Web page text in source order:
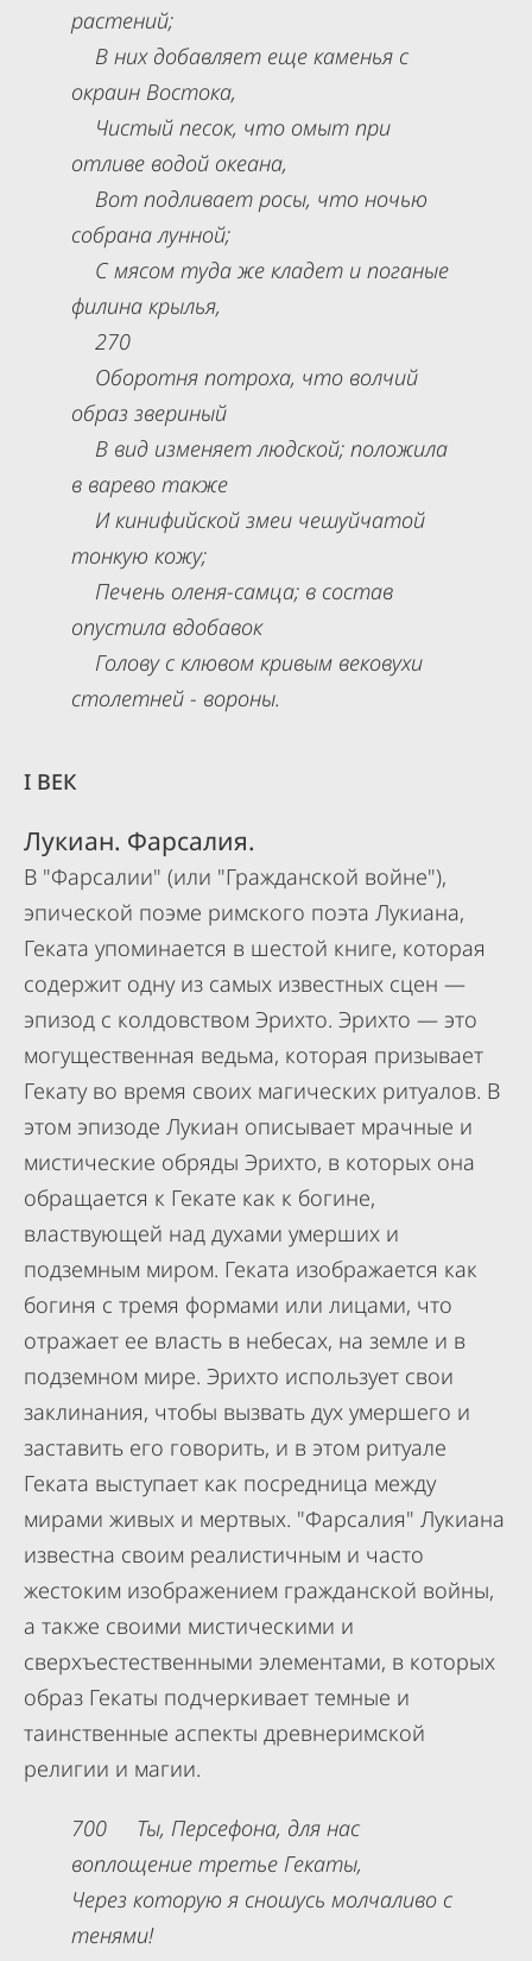
растений;
В них добавляет еще каменья с
окраин Востока,
Чистый песок, что омыт при
отливе водой океана,
Вот подливает росы, что ночью
собрана лунной;
С мясом туда же кладет и поганые
филина крылья,
270
Оборотня потроха, что волчий
образ звериный
В вид изменяет людской; положила
в варево также
И кинифийской змеи чешуйчатой
тонкую кожу;
Печень оленя-самца; в состав
опустила вдобавок
Голову с клювом кривым вековухи
столетней - вороны.
I ВЕК
Лукиан. Фарсалия.
В "Фарсалии" (или "Гражданской войне"),
эпической поэме римского поэта Лукиана,
Геката упоминается в шестой книге, которая
содержит одну из самых известных сцен —
эпизод с колдовством Эрихто. Эрихто — это
могущественная ведьма, которая призывает
Гекату во время своих магических ритуалов. В
этом эпизоде Лукиан описывает мрачные и
мистические обряды Эрихто, в которых она
обращается к Гекате как к богине,
властвующей над духами умерших и
подземным миром. Геката изображается как
богиня с тремя формами или лицами, что
отражает ее власть в небесах, на земле и в
подземном мире. Эрихто использует свои
заклинания, чтобы вызвать дух умершего и
заставить его говорить, и в этом ритуале
Геката выступает как посредница между
мирами живых и мертвых. "Фарсалия" Лукиана
известна своим реалистичным и часто
жестоким изображением гражданской войны,
а также своими мистическими и
сверхъестественными элементами, в которых
образ Гекаты подчеркивает темные и
таинственные аспекты древнеримской
религии и магии.
700 Ты, Персефона, для нас
воплощение третье Гекаты,
Через которую я сношусь молчаливо с
тенями!